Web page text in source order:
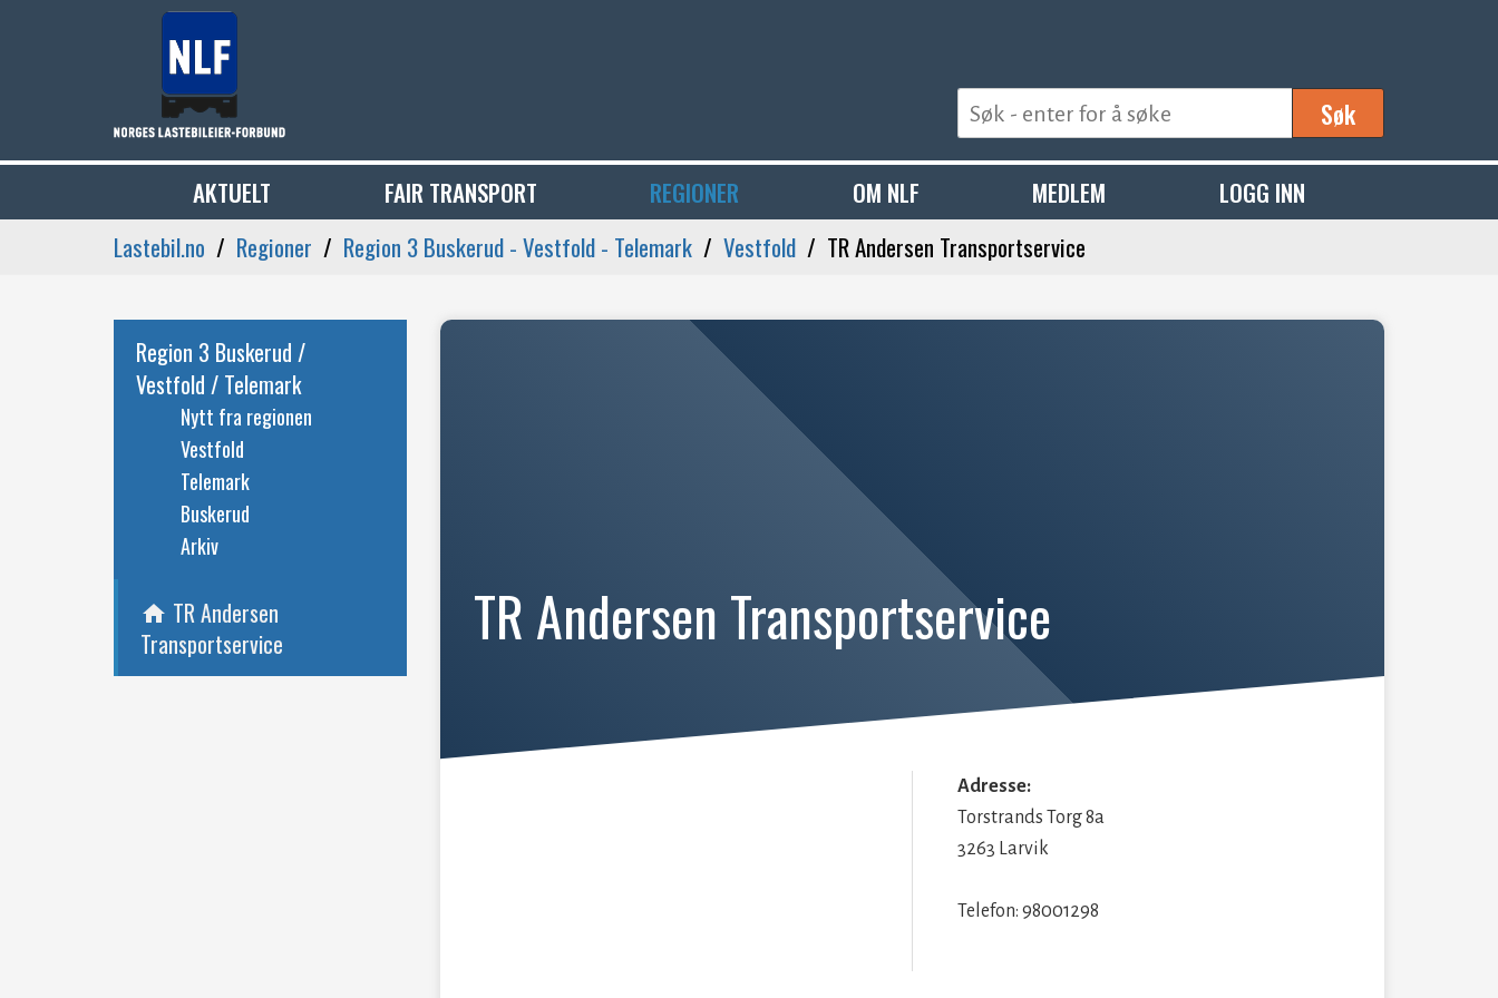
Søk
AKTUELT FAIR TRANSPORT REGIONER OM NLF MEDLEM
LOGG INN
Lastebil.no
Regioner Region 3 Buskerud - Vestfold - Telemark Vestfold TR Andersen Transportservice
Region 3 Buskerud /
Vestfold / Telemark
Nytt fra regionen
Vestfold
Telemark
Buskerud
Arkiv
home TR Andersen
Transportservice
TR Andersen Transportservice
Adresse:
Torstrands Torg 8a
3263 Larvik
Telefon: 98001298